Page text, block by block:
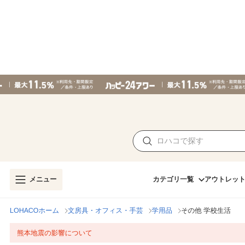
メニュー カテゴリ一覧 アウトレット
LOHACOホーム 文房具・オフィス・手芸 学用品 その他 学校生活
熊本地震の影響について